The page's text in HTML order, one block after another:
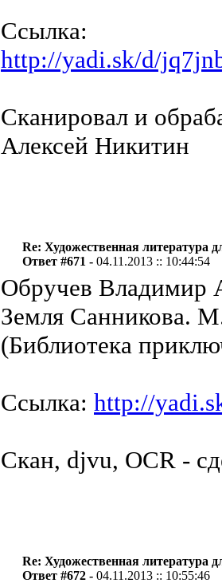
Ссылка:
http://yadi.sk/d/
Сканировал и
Алексей Никитин
Re: Художественная литература
Ответ #671 -04.11.2013 :: 10:44:54
Обручев Владимир
Земля Санникова.
(Библиотека
Ссылка: http://
Скан, djvu, OCR -
Re: Художественная литература
Ответ #672 -04.11.2013 :: 10:55:46